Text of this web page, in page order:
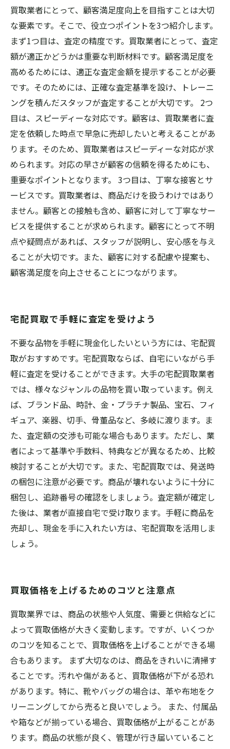
買取業者にとって、顧客満足度向上を目指すことは大切
な要素です。そこで、役立つポイントを3つ紹介します。
まず1つ目は、査定の精度です。買取業者にとって、査定
額が適正かどうかは重要な判断材料です。顧客満足度を
高めるためには、適正な査定金額を提示することが必要
です。そのためには、正確な査定基準を設け、トレーニ
ングを積んだスタッフが査定することが大切です。 2つ
目は、スピーディーな対応です。顧客は、買取業者に査
定を依頼した時点で早急に売却したいと考えることがあ
ります。そのため、買取業者はスピーディーな対応が求
められます。対応の早さが顧客の信頼を得るためにも、
重要なポイントとなります。 3つ目は、丁寧な接客とサ
ービスです。買取業者は、商品だけを扱うわけではあり
ません。顧客との接触も含め、顧客に対して丁寧なサー
ビスを提供することが求められます。顧客にとって不明
点や疑問点があれば、スタッフが説明し、安心感を与え
ることが大切です。また、顧客に対する配慮や提案も、
顧客満足度を向上させることにつながります。
宅配買取で手軽に査定を受けよう
不要な品物を手軽に現金化したいという方には、宅配買
取がおすすめです。宅配買取ならば、自宅にいながら手
軽に査定を受けることができます。大手の宅配買取業者
では、様々なジャンルの品物を買い取っています。例え
ば、ブランド品、時計、金・プラチナ製品、宝石、フィ
ギュア、楽器、切手、骨董品など、多岐に渡ります。ま
た、査定額の交渉も可能な場合もあります。ただし、業
者によって基準や手数料、特典などが異なるため、比較
検討することが大切です。また、宅配買取では、発送時
の梱包に注意が必要です。商品が壊れないように十分に
梱包し、追跡番号の確認をしましょう。査定額が確定し
た後は、業者が直接自宅で受け取ります。手軽に商品を
売却し、現金を手に入れたい方は、宅配買取を活用しま
しょう。
買取価格を上げるためのコツと注意点
買取業界では、商品の状態や人気度、需要と供給などに
よって買取価格が大きく変動します。ですが、いくつか
のコツを知ることで、買取価格を上げることができる場
合もあります。 まず大切なのは、商品をきれいに清掃す
ることです。汚れや傷があると、買取価格が下がる恐れ
があります。特に、靴やバッグの場合は、革や布地をク
リーニングしてから売ると良いでしょう。 また、付属品
や箱などが揃っている場合、買取価格が上がることがあ
ります。商品の状態が良く、管理が行き届いていること